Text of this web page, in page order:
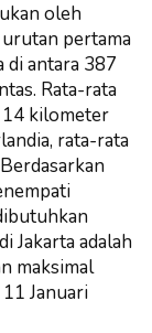
oleh
pertama
di antara 387
Rata-rata
14 kilometer
rata-rata
Jakarta adalah
maksimal
Januari